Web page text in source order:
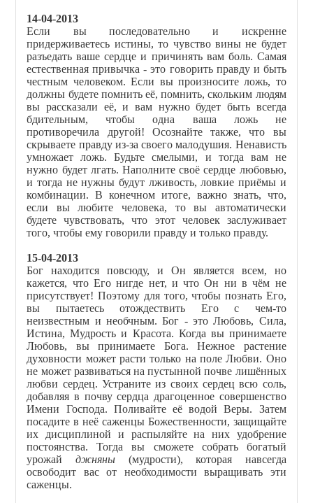
14-04-2013
Если вы последовательно и искренне
придерживаетесь истины, то чувство вины не будет
разъедать ваше сердце и причинять вам боль. Самая
естественная привычка - это говорить правду и быть
честным человеком. Если вы произносите ложь, то
должны будете помнить её, помнить, скольким людям
вы рассказали её, и вам нужно будет быть всегда
бдительным, чтобы одна ваша ложь не
противоречила другой! Осознайте также, что вы
скрываете правду из-за своего малодушия. Ненависть
умножает ложь. Будьте смелыми, и тогда вам не
нужно будет лгать. Наполните своё сердце любовью,
и тогда не нужны будут лживость, ловкие приёмы и
комбинации. В конечном итоге, важно знать, что,
если вы любите человека, то вы автоматически
будете чувствовать, что этот человек заслуживает
того, чтобы ему говорили правду и только правду.
15-04-2013
Бог находится повсюду, и Он является всем, но
кажется, что Его нигде нет, и что Он ни в чём не
присутствует! Поэтому для того, чтобы познать Его,
вы пытаетесь отождествить Его с чем-то
неизвестным и необчным. Бог - это Любовь, Сила,
Истина, Мудрость и Красота. Когда вы принимаете
Любовь, вы принимаете Бога. Нежное растение
духовности может расти только на поле Любви. Оно
не может развиваться на пустынной почве лишённых
любви сердец. Устраните из своих сердец всю соль,
добавляя в почву сердца драгоценное совершенство
Имени Господа. Поливайте её водой Веры. Затем
посадите в неё саженцы Божественности, защищайте
их дисциплиной и распыляйте на них удобрение
постоянства. Тогда вы сможете собрать богатый
урожай джняны(мудрости), которая навсегда
освободит вас от необходимости выращивать эти
саженцы.